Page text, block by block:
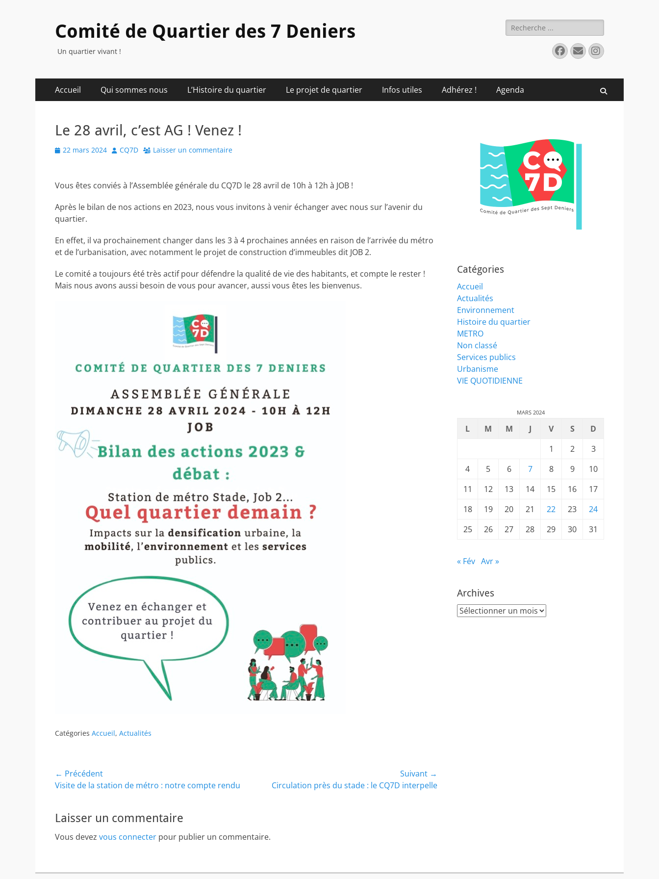
Comité de Quartier des 7 Deniers
Un quartier vivant !
Rechercher :
Facebook
E-
mail
Instagram
Menu
principal
Accueil Qui sommes nous L’Histoire du quartier Le projet de quartier Infos utiles Adhérez ! Agenda
Le 28 avril, c’est AG ! Venez !
Posted
22 mars 2024 Author
CQ7D Laisser un commentaire
Vous êtes conviés à l’Assemblée générale du CQ7D le 28 avril de 10h à 12h à JOB !
Après le bilan de nos actions en 2023, nous vous invitons à venir échanger avec nous sur l’avenir du
quartier.
En effet, il va prochainement changer dans les 3 à 4 prochaines années en raison de l’arrivée du métro
et de l’urbanisation, avec notamment le projet de construction d’immeubles dit JOB 2.
Le comité a toujours été très actif pour défendre la qualité de vie des habitants, et compte le rester !
Mais nous avons aussi besoin de vous pour avancer, aussi vous êtes les bienvenus.
Catégories Accueil, Actualités
Navigation
de
l’article
← Précédent
Article
Visite de la station de métro : notre compte rendu
Suivant →
Circulation près du stade : le CQ7D interpelle
Laisser un commentaire
Vous devez vous connecter pour publier un commentaire.
Catégories
Accueil
Actualités
Environnement
Histoire du quartier
METRO
Non classé
Services publics
Urbanisme
VIE QUOTIDIENNE
MARS 2024
L M M J V S
D
1
2
3
4
5 6 7 8 9
10
11
12 13 14 15 16
17
18
19 20 21 22 23
24
25
26 27 28 29 30 31
« Fév Avr »
Archives
Archives